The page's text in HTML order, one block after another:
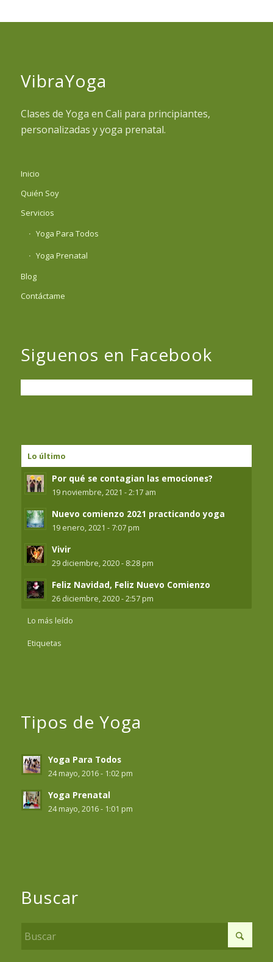
VibraYoga
Clases de Yoga en Cali para principiantes,
personalizadas y yoga prenatal.
Inicio
Quién Soy
Servicios
Yoga Para Todos
Yoga Prenatal
Blog
Contáctame
Siguenos en Facebook
Lo último
Por qué se contagian las emociones?
19 noviembre, 2021 - 2:17 am
Nuevo comienzo 2021 practicando yoga
19 enero, 2021 - 7:07 pm
Vivir
29 diciembre, 2020 - 8:28 pm
Feliz Navidad, Feliz Nuevo Comienzo
26 diciembre, 2020 - 2:57 pm
Lo más leído
Etiquetas
Tipos de Yoga
Yoga Para Todos
24 mayo, 2016 - 1:02 pm
Yoga Prenatal
24 mayo, 2016 - 1:01 pm
Buscar